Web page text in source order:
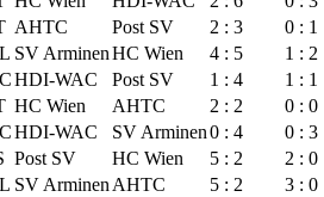
AHTC Post SV 2 : 3
0 : 1
SV ArminenHC Wien 4 : 5
1 : 2
HDI-WAC Post SV 1 : 4
1 : 1
HC Wien AHTC 2 : 2
0 : 0
HDI-WAC SV Arminen0 : 4
0 : 3
Post SV HC Wien 5 : 2
2 : 0
SV Arminen AHTC 5 : 2
3 : 0